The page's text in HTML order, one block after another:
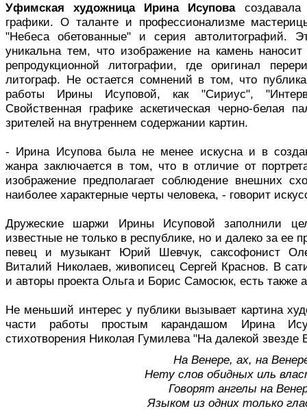
Уфимская художница Ирина Исуповасоздавала
графики. О таланте и профессионализме
"Небеса обетованные" и серия автолитографий.
уникальна тем, что изображение на камень
репродукционной литографии, где оригинал
литограф. Не остается сомнений в том, что
работы Ирины Исуповой, как "Сириус",
Свойственная графике аскетическая черно-белая
зрителей на внутреннем содержании картин.
- Ирина Исупова была не менее искусна и в
жанра заключается в том, что в отличие от
изображение предполагает соблюдение внешних
наиболее характерные черты человека, - говорит
Дружеские шаржи Ирины Исуповой заполнили
известные не только в республике, но и далеко за ее
певец и музыкант Юрий Шевчук, саксофонист
Виталий Николаев, живописец Сергей Краснов. В
и авторы проекта Ольга и Борис Самосюк, есть
Не меньший интерес у публики вызывает картина
части работы простым карандашом Ирина
стихотворения Николая Гумилева "На далекой звезде
На Венере, ах, на
Нету слов обидных иль
Говорят ангелы на
Языком из одних только